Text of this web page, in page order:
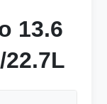
13.6
22.7L
13.6
22.7L